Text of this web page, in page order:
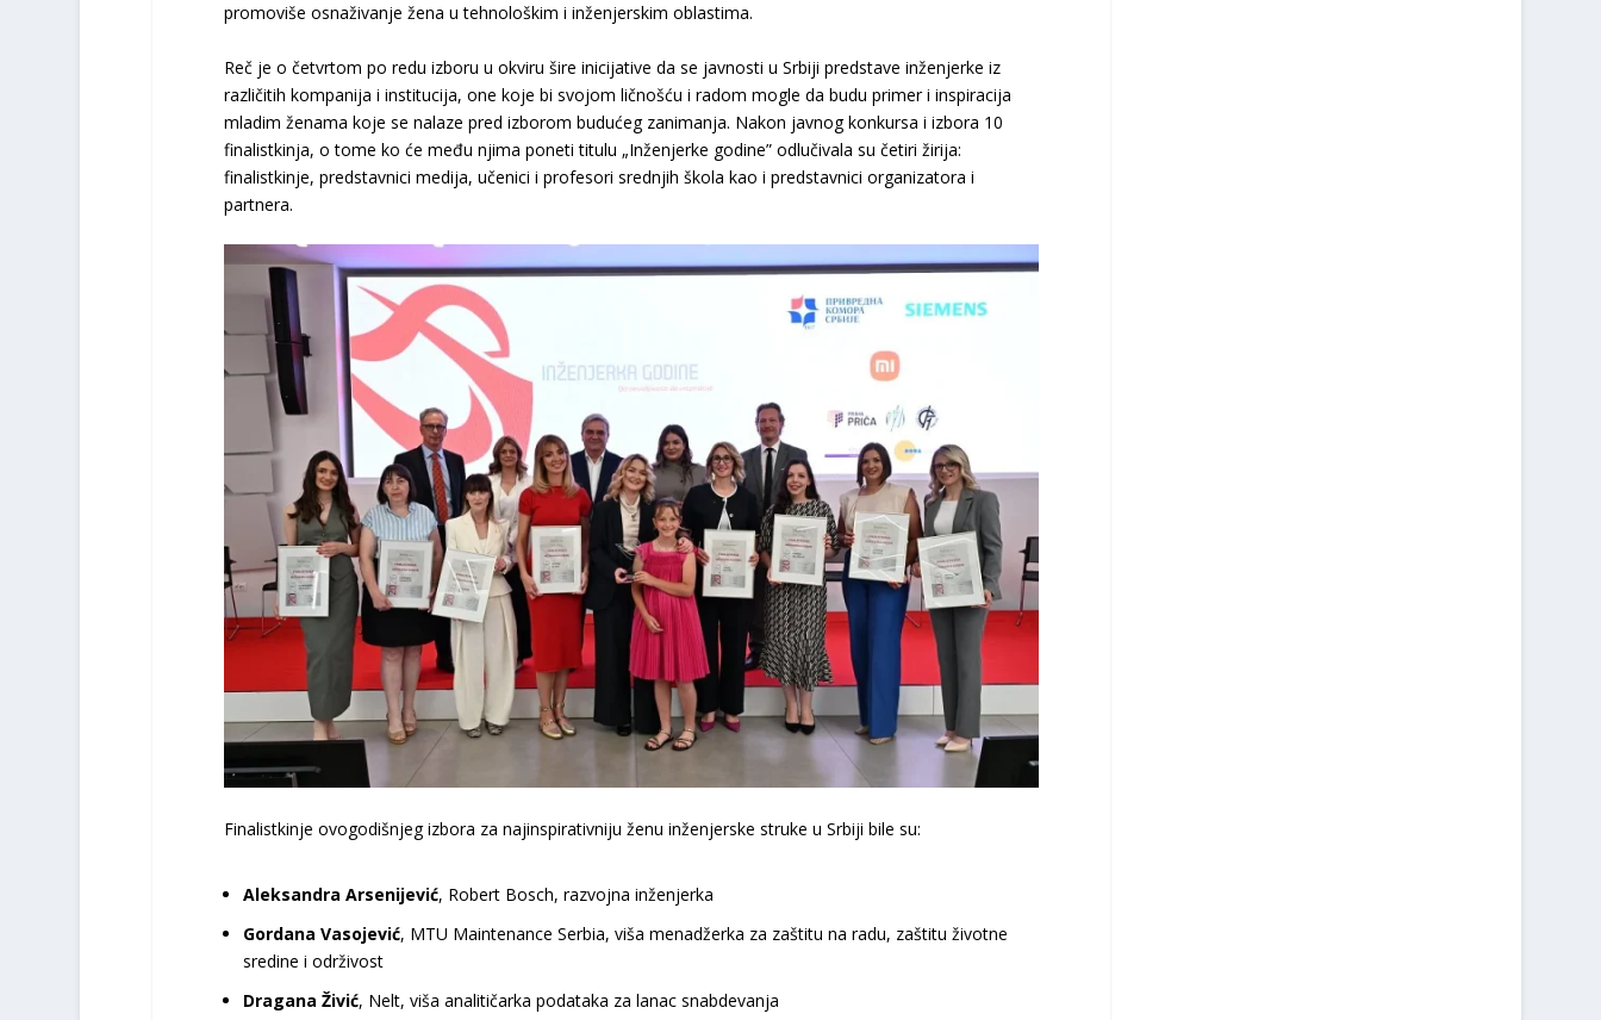
promoviše osnaživanje žena u tehnološkim i inženjerskim oblastima.
Reč je o četvrtom po redu izboru u okviru šire inicijative da se javnosti u Srbiji predstave inženjerke iz
različitih kompanija i institucija, one koje bi svojom ličnošću i radom mogle da budu primer i inspiracija
mladim ženama koje se nalaze pred izborom budućeg zanimanja. Nakon javnog konkursa i izbora 10
finalistkinja, o tome ko će među njima poneti titulu „Inženjerke godine” odlučivala su četiri žirija:
finalistkinje, predstavnici medija, učenici i profesori srednjih škola kao i predstavnici organizatora i
partnera.
Finalistkinje ovogodišnjeg izbora za najinspirativniju ženu inženjerske struke u Srbiji bile su:
Aleksandra Arsenijević, Robert Bosch, razvojna inženjerka
Gordana Vasojević, MTU Maintenance Serbia, viša menadžerka za zaštitu na radu, zaštitu životne
sredine i održivost
Dragana Živić, Nelt, viša analitičarka podataka za lanac snabdevanja